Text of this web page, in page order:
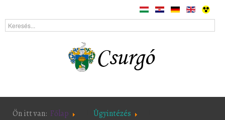
Ön itt van: Főlap
Ügyintézés